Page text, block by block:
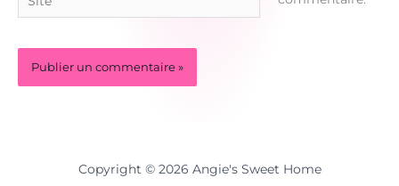
Copyright © 2026 Angie's Sweet Home